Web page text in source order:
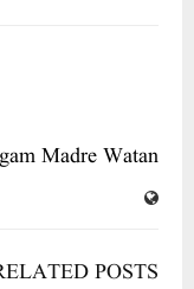
Madre Watan
POSTS